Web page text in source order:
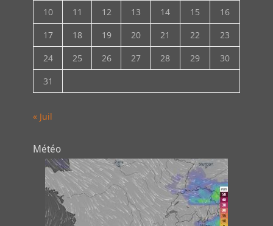
10
11 12 13 14 15
16
17
18 19 20 21 22
23
24
25 26 27 28 29
30
31
« Juil
Météo